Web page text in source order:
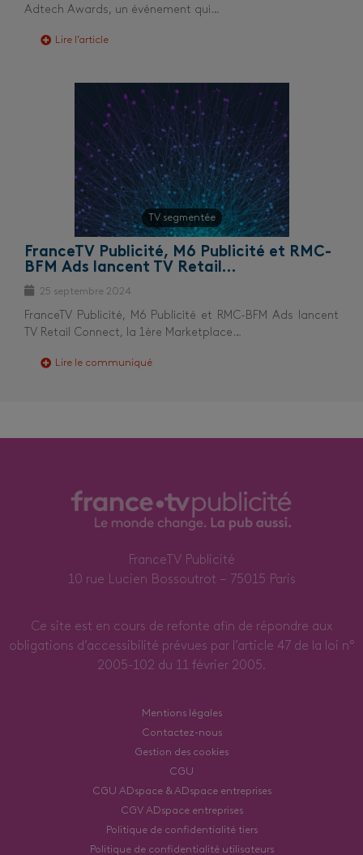
Adtech Awards, un événement qui…
Lire l’article
TV segmentée
FranceTV Publicité, M6 Publicité et RMC-
BFM Ads lancent TV Retail…
25 septembre 2024
FranceTV Publicité, M6 Publicité et RMC-BFM Ads lancent
TV Retail Connect, la 1ère Marketplace…
Lire le communiqué
FranceTV Publicité
10 rue Lucien Bossoutrot – 75015 Paris
Ce site est en cours de refonte afin de répondre aux
obligations d’accessibilité prévues par l’article 47 de la loi n°
2005-102 du 11 février 2005.
Mentions légales
Contactez-nous
Gestion des cookies
CGU
CGU ADspace & ADspace entreprises
CGV ADspace entreprises
Politique de confidentialité tiers
Politique de confidentialité utilisateurs